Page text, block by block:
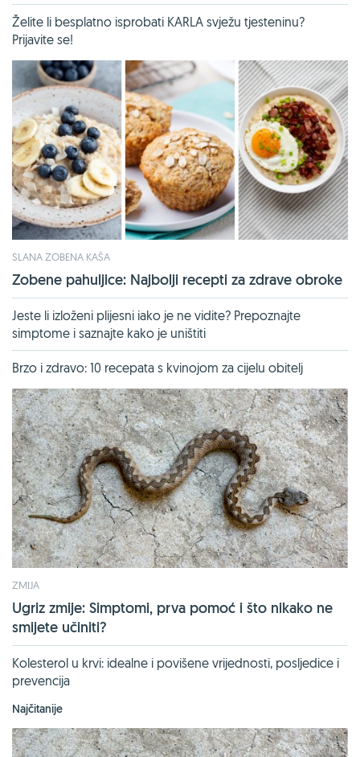
Želite li besplatno isprobati KARLA svježu tjesteninu?
Prijavite se!
SLANA ZOBENA KAŠA
Zobene pahuljice: Najbolji recepti za zdrave obroke
Jeste li izloženi plijesni iako je ne vidite? Prepoznajte
simptome i saznajte kako je uništiti
Brzo i zdravo: 10 recepata s kvinojom za cijelu obitelj
ZMIJA
Ugriz zmije: Simptomi, prva pomoć i što nikako ne
smijete učiniti?
Kolesterol u krvi: idealne i povišene vrijednosti, posljedice i
prevencija
Najčitanije